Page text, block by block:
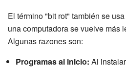
El término "bit rot" también se
una computadora se vuelve más
Algunas razones son:
Programas al inicio: Al